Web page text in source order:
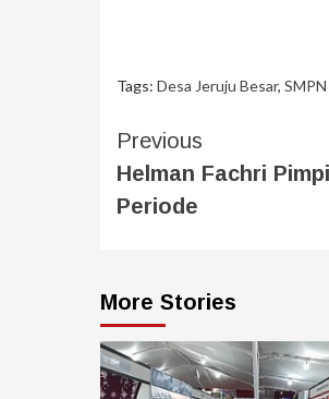
Tags: Desa Jeruju Besar,
Previous
Helman Fachri
Periode
More Stories